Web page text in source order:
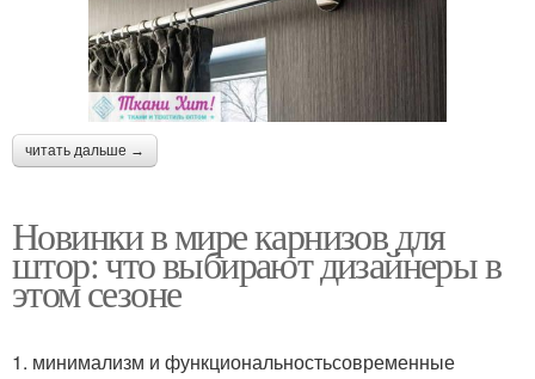
читать дальше →
Новинки в мире карнизов для
штор: что выбирают дизайнеры в
этом сезоне
1. минимализм и функциональностьсовременные